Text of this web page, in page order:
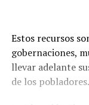
Estos recursos
gobernaciones,
llevar adelante
de los pobladores.